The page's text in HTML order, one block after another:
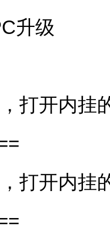
升级
打开内挂
打开内挂